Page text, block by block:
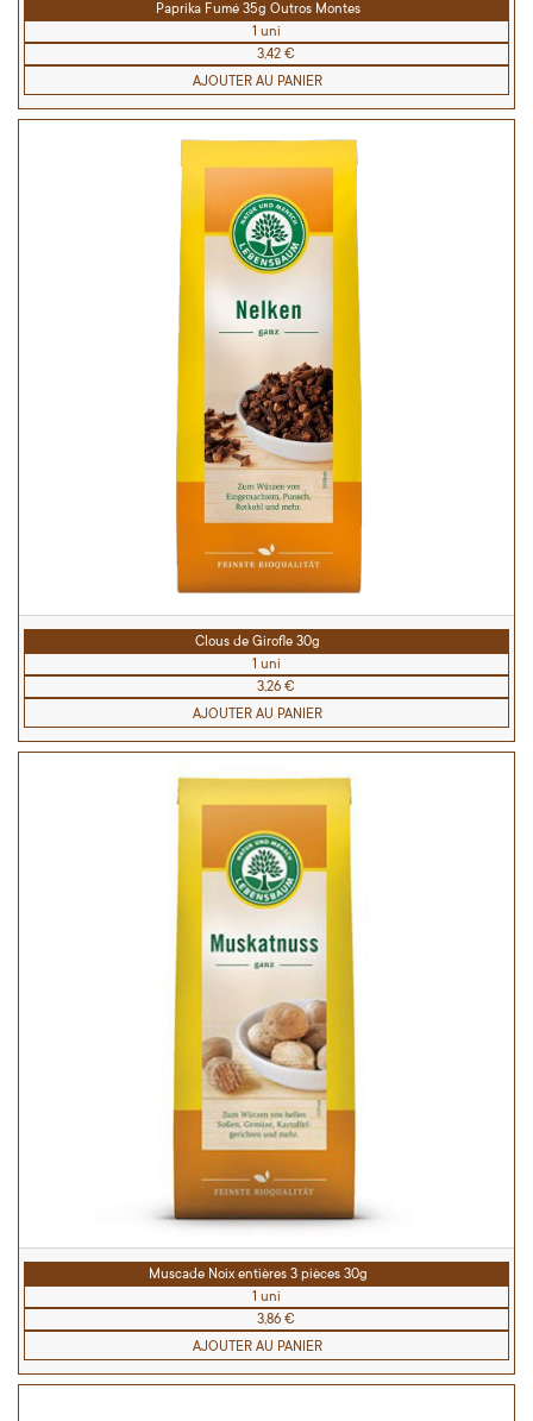
Paprika Fumé 35g Outros Montes
1 uni
3,42 €
AJOUTER AU PANIER
Clous de Girofle 30g
1 uni
3,26 €
AJOUTER AU PANIER
Muscade Noix entières 3 pièces 30g
1 uni
3,86 €
AJOUTER AU PANIER